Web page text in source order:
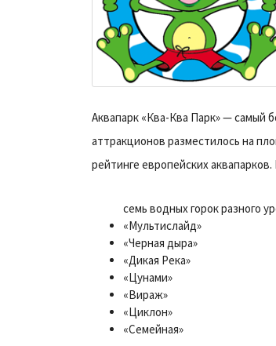
Аквапарк «Ква-Ква Парк» — самый
аттракционов разместилось на
рейтинге европейских
семь водных горок разного
«Мультислайд»
«Черная дыра»
«Дикая Река»
«Цунами»
«Вираж»
«Циклон»
«Семейная»